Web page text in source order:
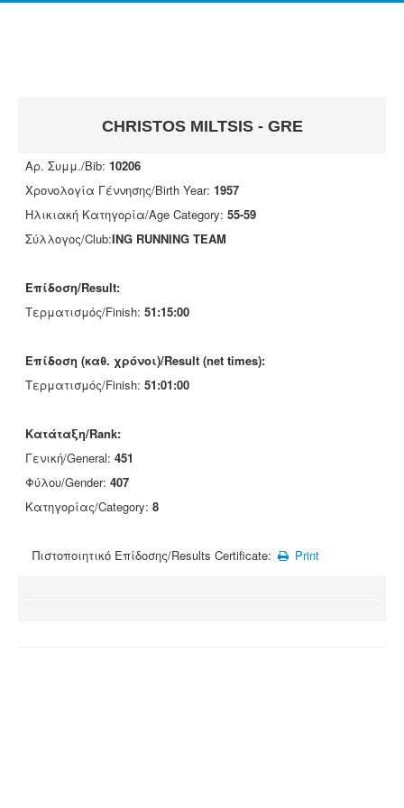
CHRISTOS MILTSIS - GRE
Αρ. Συμμ./Bib: 10206
Χρονολογία Γέννησης/Birth Year: 1957
Ηλικιακή Κατηγορία/Age Category: 55-59
Σύλλογος/Club:ING RUNNING TEAM
Επίδοση/Result:
Τερματισμός/Finish: 51:15:00
Επίδοση (καθ. χρόνοι)/Result (net times):
Τερματισμός/Finish: 51:01:00
Κατάταξη/Rank:
Γενική/General: 451
Φύλου/Gender: 407
Κατηγορίας/Category: 8
Πιστοποιητικό Επίδοσης/Results Certificate: Print